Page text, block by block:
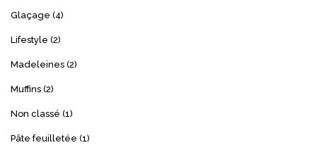
Glaçage (4)
Lifestyle (2)
Madeleines (2)
Muffins (2)
Non classé (1)
Pâte feuilletée (1)